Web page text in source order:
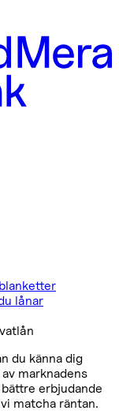
lånar
du känna dig
marknadens
erbjudande
matcha räntan.